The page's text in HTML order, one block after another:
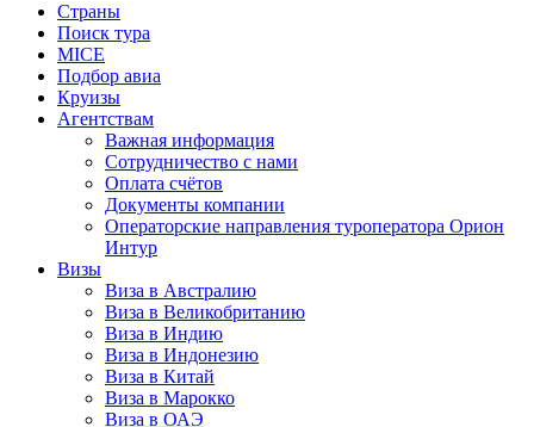
Страны
Поиск тура
MICE
Подбор авиа
Круизы
Агентствам
Важная информация
Сотрудничество с нами
Оплата счётов
Документы компании
Операторские направления туроператора Орион
Интур
Визы
Виза в Австралию
Виза в Великобританию
Виза в Индию
Виза в Индонезию
Виза в Китай
Виза в Марокко
Виза в ОАЭ